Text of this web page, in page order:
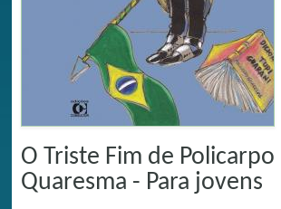
O Triste Fim de Policarpo
Quaresma - Para jovens